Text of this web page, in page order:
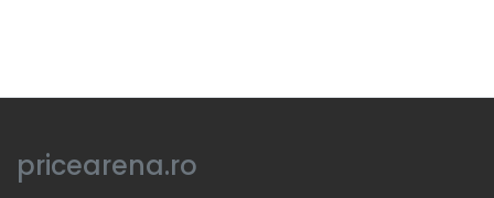
pricearena.ro